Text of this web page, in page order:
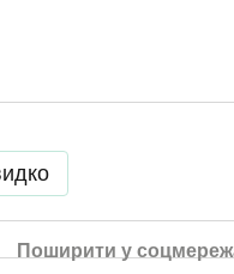
Поширити у